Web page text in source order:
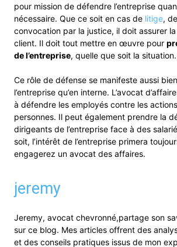
pour mission de défendre l’entreprise
nécessaire. Que ce soit en cas de litige,
convocation par la justice, il doit assurer
client. Il doit tout mettre en œuvre pour
de l’entreprise, quelle que soit la situation.
Ce rôle de défense se manifeste aussi
l’entreprise qu’en interne. L’avocat
à défendre les employés contre les
personnes. Il peut également prendre la
dirigeants de l’entreprise face à des
soit, l’intérêt de l’entreprise primera
engagerez un avocat des affaires.
jeremy
Jeremy, avocat chevronné,partage son
sur ce blog. Mes articles offrent des
et des conseils pratiques issus de mon